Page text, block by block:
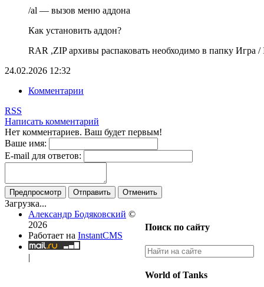
/al — вызов меню аддона
Как установить аддон?
RAR ,ZIP архивы распаковать необходимо в папку Игра /
24.02.2026 12:32
Комментарии
RSS
Написать комментарий
Нет комментариев. Ваш будет первым!
Ваше имя:
E-mail для ответов:
Предпросмотр Отправить Отменить
Загрузка...
Поиск по сайту
World of Tanks
Александр Бодяковский ©
2026
Работает на InstantCMS
|